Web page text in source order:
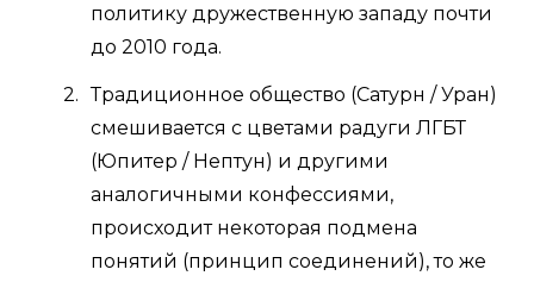
политику дружественную западу почти
до 2010 года.
Традиционное общество (Сатурн / Уран)
смешивается с цветами радуги ЛГБТ
(Юпитер / Нептун) и другими
аналогичными конфессиями,
происходит некоторая подмена
понятий (принцип соединений), то же